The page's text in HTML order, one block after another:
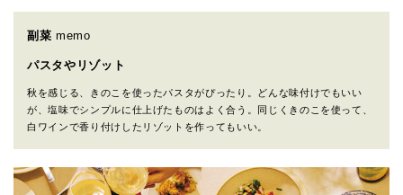
副菜 memo
パスタやリゾット
秋を感じる、きのこを使ったパスタがぴったり。どんな味付けでもいい
が、塩味でシンプルに仕上げたものはよく合う。同じくきのこを使って、
白ワインで香り付けしたリゾットを作ってもいい。